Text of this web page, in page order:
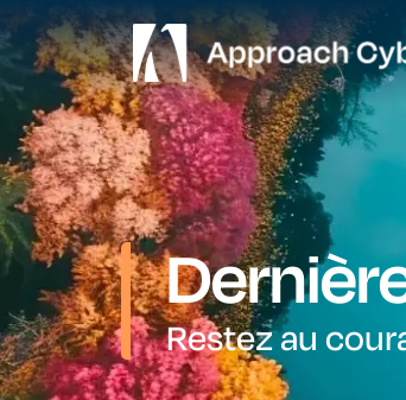
Restez au